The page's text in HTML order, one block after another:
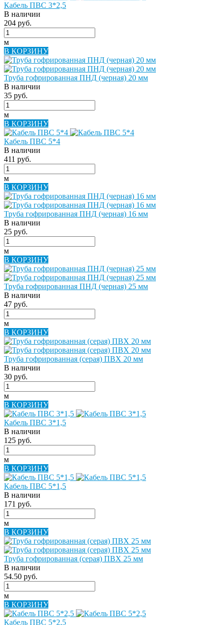
Кабель ПВС 3*2,5
В наличии
204 руб.
м
В КОРЗИНУ
Труба гофрированная ПНД (черная) 20 мм
В наличии
35 руб.
м
В КОРЗИНУ
Кабель ПВС 5*4
В наличии
411 руб.
м
В КОРЗИНУ
Труба гофрированная ПНД (черная) 16 мм
В наличии
25 руб.
м
В КОРЗИНУ
Труба гофрированная ПНД (черная) 25 мм
В наличии
47 руб.
м
В КОРЗИНУ
Труба гофрированная (серая) ПВХ 20 мм
В наличии
30 руб.
м
В КОРЗИНУ
Кабель ПВС 3*1,5
В наличии
125 руб.
м
В КОРЗИНУ
Кабель ПВС 5*1,5
В наличии
171 руб.
м
В КОРЗИНУ
Труба гофрированная (серая) ПВХ 25 мм
В наличии
54.50 руб.
м
В КОРЗИНУ
Кабель ПВС 5*2,5